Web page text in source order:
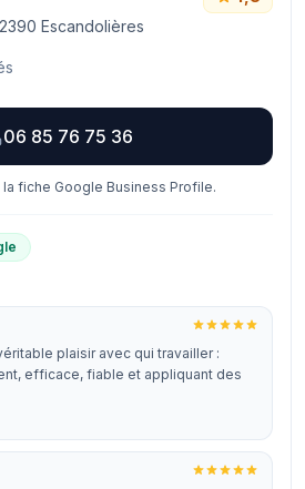
Escandolières
06 85 76 75 36
fiche Google Business Profile.
plaisir avec qui travailler :
efficace, fiable et appliquant des